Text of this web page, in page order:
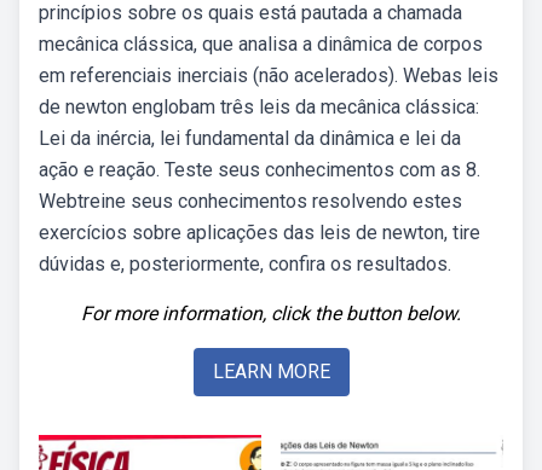
princípios sobre os quais está pautada a chamada
mecânica clássica, que analisa a dinâmica de corpos
em referenciais inerciais (não acelerados). Webas leis
de newton englobam três leis da mecânica clássica:
Lei da inércia, lei fundamental da dinâmica e lei da
ação e reação. Teste seus conhecimentos com as 8.
Webtreine seus conhecimentos resolvendo estes
exercícios sobre aplicações das leis de newton, tire
dúvidas e, posteriormente, confira os resultados.
For more information, click the button below.
LEARN MORE